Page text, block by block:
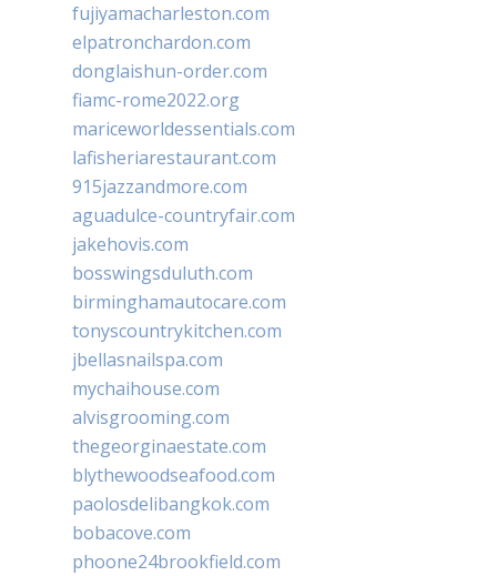
fujiyamacharleston.com
elpatronchardon.com
donglaishun-order.com
fiamc-rome2022.org
mariceworldessentials.com
lafisheriarestaurant.com
915jazzandmore.com
aguadulce-countryfair.com
jakehovis.com
bosswingsduluth.com
birminghamautocare.com
tonyscountrykitchen.com
jbellasnailspa.com
mychaihouse.com
alvisgrooming.com
thegeorginaestate.com
blythewoodseafood.com
paolosdelibangkok.com
bobacove.com
phoone24brookfield.com